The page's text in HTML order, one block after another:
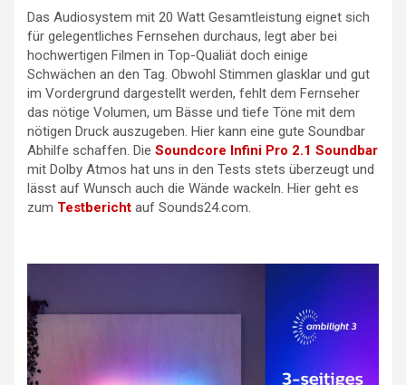
Das Audiosystem mit 20 Watt Gesamtleistung eignet sich
für gelegentliches Fernsehen durchaus, legt aber bei
hochwertigen Filmen in Top-Qualiät doch einige
Schwächen an den Tag. Obwohl Stimmen glasklar und gut
im Vordergrund dargestellt werden, fehlt dem Fernseher
das nötige Volumen, um Bässe und tiefe Töne mit dem
nötigen Druck auszugeben. Hier kann eine gute Soundbar
Abhilfe schaffen. Die Soundcore Infini Pro 2.1 Soundbar
mit Dolby Atmos hat uns in den Tests stets überzeugt und
lässt auf Wunsch auch die Wände wackeln. Hier geht es
zum Testbericht auf Sounds24.com.